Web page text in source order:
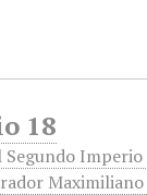
18
Segundo